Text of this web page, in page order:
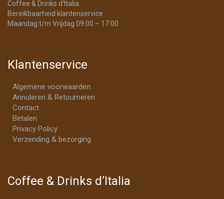
Coffee & Drinks d’Italia.
Bereikbaarheid klantenservice
Maandag t/m Vrijdag 09:00 – 17:00
Klantenservice
Algemene voorwaarden
Annuleren & Retourneren
Contact
Betalen
Privacy Policy
Verzending & bezorging
Coffee & Drinks d’Italia